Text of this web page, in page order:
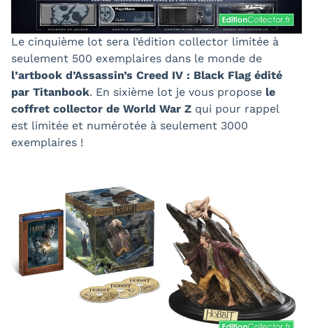
Le cinquième lot sera l’édition collector limitée à
seulement 500 exemplaires dans le monde de
l’artbook d’Assassin’s Creed IV : Black Flag édité
par Titanbook. En sixième lot je vous propose le
coffret collector de World War Z qui pour rappel
est limitée et numérotée à seulement 3000
exemplaires !